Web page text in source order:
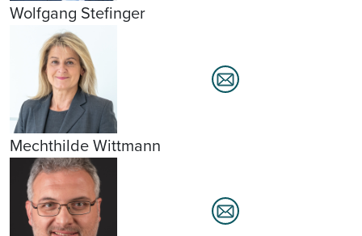
Wolfgang Stefinger
Mechthilde Wittmann